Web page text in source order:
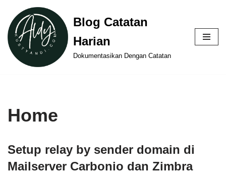
Skip
to
content
Blog Catatan
Harian
Dokumentasikan Dengan Catatan
Home
Setup relay by sender domain di
Mailserver Carbonio dan Zimbra